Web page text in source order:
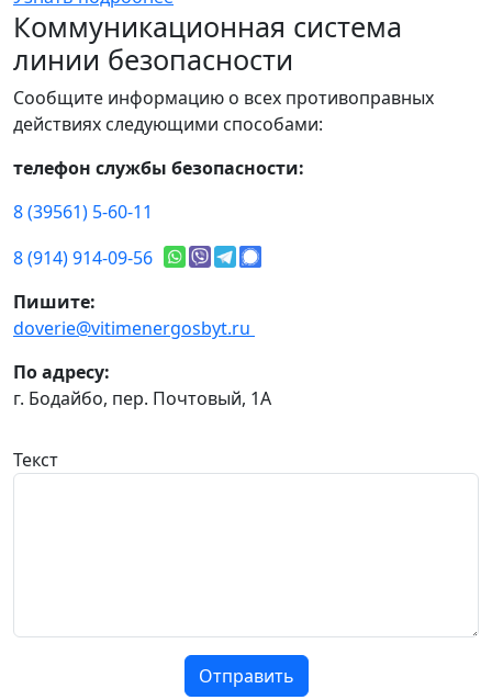
Коммуникационная система
линии безопасности
Сообщите информацию о всех противоправных
действиях следующими способами:
телефон службы безопасности:
8 (39561) 5-60-11
8 (914) 914-09-56
Пишите:
doverie@vitimenergosbyt.ru
По адресу:
г. Бодайбо, пер. Почтовый, 1А
Текст
Отправить